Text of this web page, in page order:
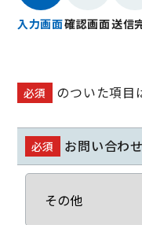
入力画面確認画面送信
必須 のついた項目
必須 お問い合わ